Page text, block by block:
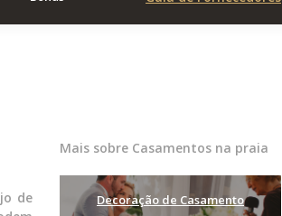
de
Mais sobre Casamentos na praia
Decoração de Casamento